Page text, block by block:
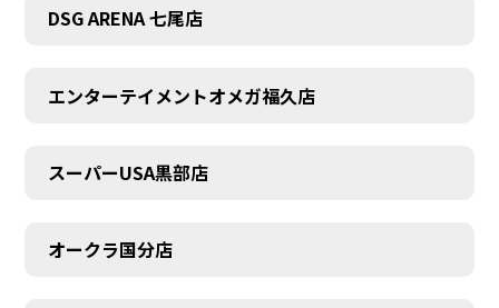
DSG ARENA 七尾店
エンターテイメントオメガ福久店
スーパーUSA黒部店
オークラ国分店